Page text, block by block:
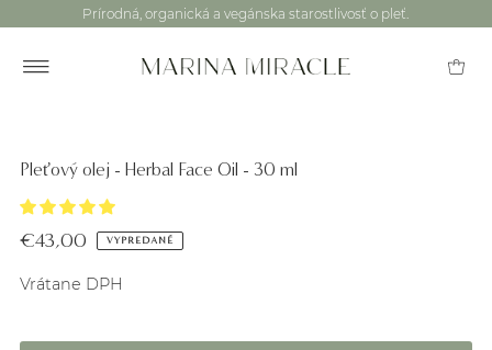
Prírodná, organická a vegánska starostlivosť o pleť.
Pleťový olej - Herbal Face Oil - 30 ml
€43,00 VYPREDANÉ
Vrátane DPH